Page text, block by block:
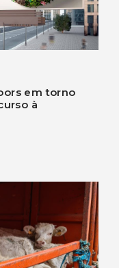
em torno
à